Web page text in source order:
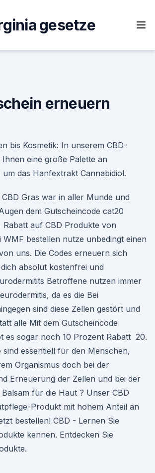
gesetze
erneuern
bis Kosmetik: In unserem CBD-
eine große Palette an
das Hanfextrakt Cannabidiol.
CBD Gras war in aller Munde und
dem Gutscheincode cat20
auf CBD Produkte von
WMF bestellen nutze unbedingt einen
uns. Die Codes erneuern sich
absolut kostenfrei und
Betroffene nutzen immer
da es die Bei
sind diese Zellen gestört und
alle Mit dem Gutscheincode
es sogar noch 10 Prozent Rabatt 20.
sind essentiell für den Menschen,
Organismus doch bei der
Erneuerung der Zellen und bei der
Balsam für die Haut ? Unser CBD
Produkt mit hohem Anteil an
bestellen! CBD - Lernen Sie
kennen. Entdecken Sie